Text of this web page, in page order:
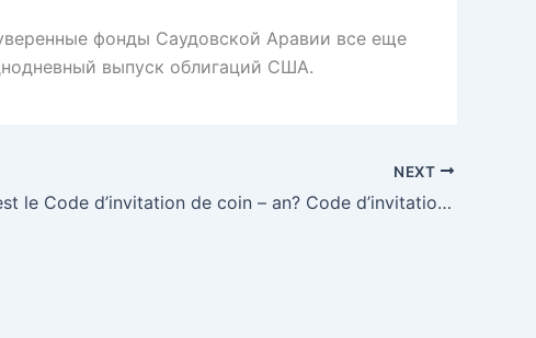
фонды Саудовской Аравии все еще
выпуск облигаций США.
NEXT
Quel est le Code d’invitation de coin – an? Code d’invitation pour coin – an: E2222